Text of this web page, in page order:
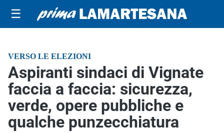
☰
VERSO LE ELEZIONI
Aspiranti sindaci di Vignate
faccia a faccia: sicurezza,
verde, opere pubbliche e
qualche punzecchiatura